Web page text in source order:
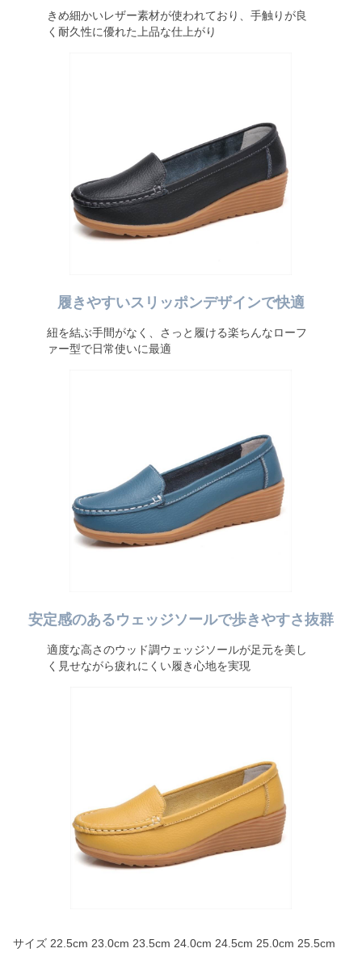
きめ細かいレザー素材が使われており、手触りが良
く耐久性に優れた上品な仕上がり
履きやすいスリッポンデザインで快適
紐を結ぶ手間がなく、さっと履ける楽ちんなローフ
ァー型で日常使いに最適
安定感のあるウェッジソールで歩きやすさ抜群
適度な高さのウッド調ウェッジソールが足元を美し
く見せながら疲れにくい履き心地を実現
サイズ 22.5cm 23.0cm 23.5cm 24.0cm 24.5cm 25.0cm 25.5cm